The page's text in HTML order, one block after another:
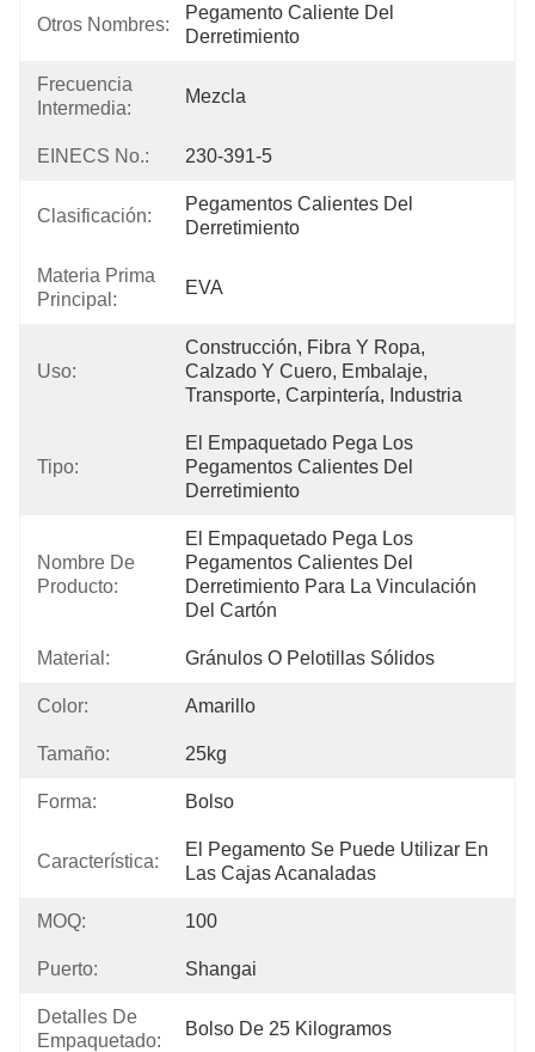
Otros Nombres:
Pegamento Caliente Del
Derretimiento
Frecuencia
Intermedia:
Mezcla
EINECS No.: 230-391-5
Clasificación:
Pegamentos Calientes Del
Derretimiento
Materia Prima
Principal:
EVA
Uso:
Construcción, Fibra Y Ropa,
Calzado Y Cuero, Embalaje,
Transporte, Carpintería, Industria
Tipo:
El Empaquetado Pega Los
Pegamentos Calientes Del
Derretimiento
Nombre De
Producto:
El Empaquetado Pega Los
Pegamentos Calientes Del
Derretimiento Para La Vinculación
Del Cartón
Material: Gránulos O Pelotillas Sólidos
Color: Amarillo
Tamaño: 25kg
Forma: Bolso
Característica:
El Pegamento Se Puede Utilizar En
Las Cajas Acanaladas
MOQ: 100
Puerto: Shangai
Detalles De
Empaquetado:
Bolso De 25 Kilogramos